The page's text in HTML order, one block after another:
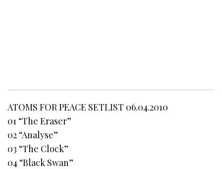
ATOMS FOR PEACE SETLIST 06.04.2010
01 “The Eraser”
02 “Analyse”
03 “The Clock”
04 “Black Swan”